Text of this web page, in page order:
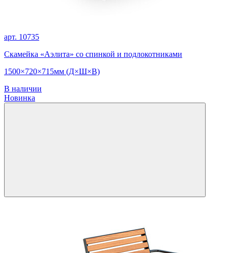
арт. 10735
Скамейка «Аэлита» со спинкой и подлокотниками
1500×720×715мм (Д×Ш×В)
В наличии
Новинка